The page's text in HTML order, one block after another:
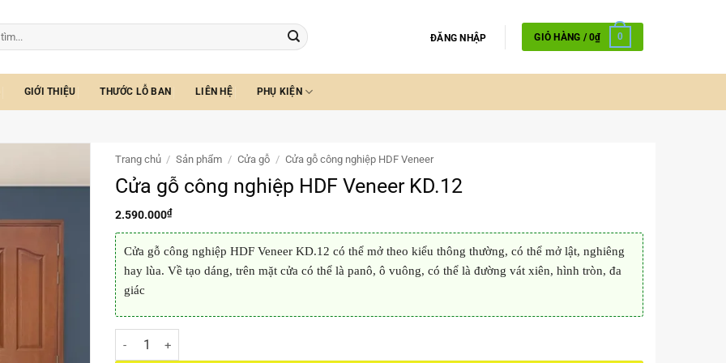
ĐĂNG NHẬP GIỎ HÀNG /0₫ 0
GIỚI THIỆU THƯỚC LỖ BAN LIÊN HỆ PHỤ KIỆN
Trang chủ / Sản phẩm / Cửa gỗ / Cửa gỗ công nghiệp HDF Veneer
Cửa gỗ công nghiệp HDF Veneer KD.12
2.590.000₫
Cửa gỗ công nghiệp HDF Veneer KD.12 có thể mở theo kiểu thông thường, có thể mở lật, nghiêng
hay lùa. Về tạo dáng, trên mặt cửa có thể là panô, ô vuông, có thể là đường vát xiên, hình tròn, đa
giác
Cửa gỗ công nghiệp HDF Veneer KD.12 số lượng